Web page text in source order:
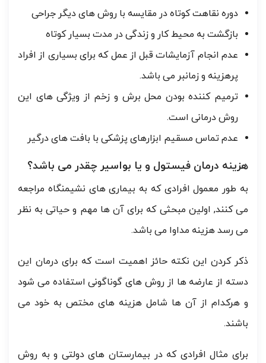
دوره نقاهت کوتاه در مقایسه با روش های دیگر جراحی
بازگشت به محیط کار و زندگی در مدت بسیار کوتاه
عدم انجام آزمایشات قبل از عمل که برای بسیاری از افراد
پرهزینه و زمانبر می باشد.
ترمیم کننده بودن محل برش و زخم از ویژگی های این
روش درمانی است.
عدم تماس مسقیم ابزارهای پزشکی با بافت های درگیر
هزینه درمان فیستول و یا بواسیر چقدر می باشد؟
به طور معمول افرادی که به بیماری های نشیمنگاه مراجعه
می کنند, اولین مبحثی که برای آن ها مهم و حیاتی به نظر
می رسد هزینه مداوا می باشد.
ذکر کردن این نکته حائز اهمیت است که برای درمان این
دسته از عارضه ها از روش های گوناگونی استفاده می شود
و هرکدام از آن ها شامل هزینه های مختص به خود می
باشند.
برای مثال افرادی که در بیمارستان های دولتی و به روش